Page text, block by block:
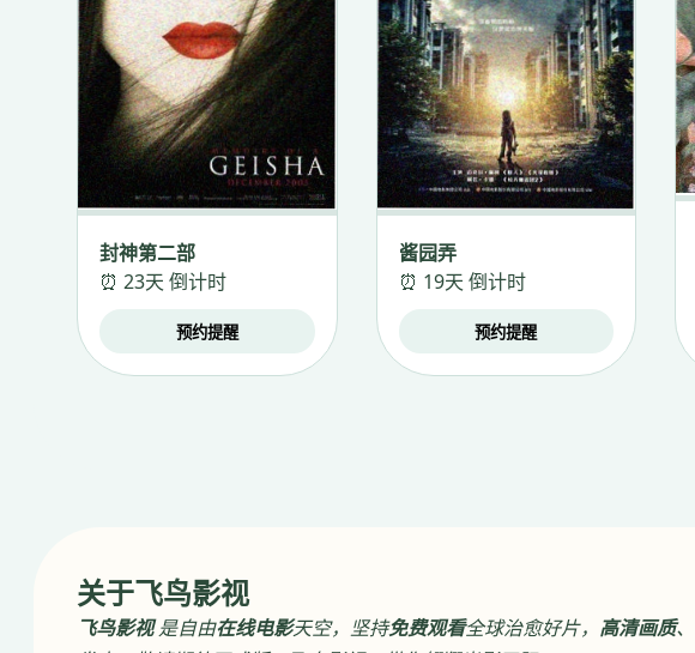
封神第二部
⏰ 23天 倒计时
预约提醒
酱园弄
⏰ 19天 倒计时
预约提醒
关于飞鸟影视
飞鸟影视是自由在线电影天空，坚持免费观看全球治愈好片， 高清画质、